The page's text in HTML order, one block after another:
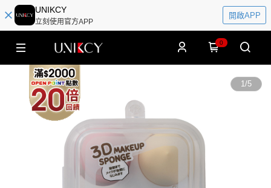
UNIKCY
立刻使用官方APP
開啟APP
0
1/5